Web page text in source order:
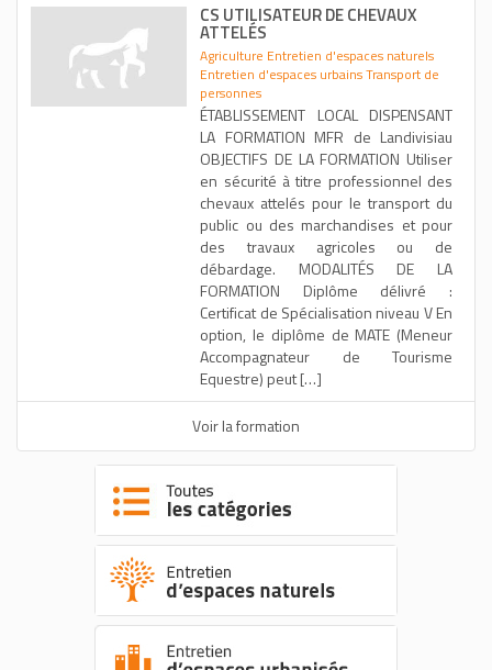
CS UTILISATEUR DE CHEVAUX
ATTELÉS
Agriculture Entretien d'espaces naturels
Entretien d'espaces urbains Transport de
personnes
ÉTABLISSEMENT LOCAL DISPENSANT
LA FORMATION MFR de Landivisiau
OBJECTIFS DE LA FORMATION Utiliser
en sécurité à titre professionnel des
chevaux attelés pour le transport du
public ou des marchandises et pour
des travaux agricoles ou de
débardage. MODALITÉS DE LA
FORMATION Diplôme délivré :
Certificat de Spécialisation niveau V En
option, le diplôme de MATE (Meneur
Accompagnateur de Tourisme
Equestre) peut […]
Voir la formation